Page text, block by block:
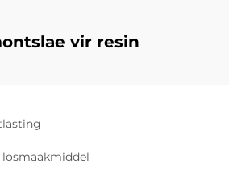
vir resin